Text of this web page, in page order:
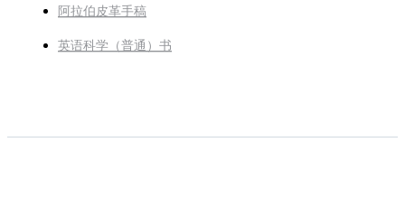
阿拉伯皮革手稿
英语科学（普通）书